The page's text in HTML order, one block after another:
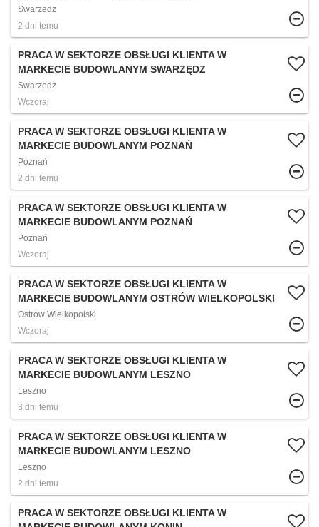
Swarzedz
2 dni temu
PRACA W SEKTORZE OBSŁUGI KLIENTA W
MARKECIE BUDOWLANYM SWARZĘDZ
Swarzedz
Wczoraj
PRACA W SEKTORZE OBSŁUGI KLIENTA W
MARKECIE BUDOWLANYM POZNAŃ
Poznań
2 dni temu
PRACA W SEKTORZE OBSŁUGI KLIENTA W
MARKECIE BUDOWLANYM POZNAŃ
Poznań
Wczoraj
PRACA W SEKTORZE OBSŁUGI KLIENTA W
MARKECIE BUDOWLANYM OSTRÓW WIELKOPOLSKI
Ostrow Wielkopolski
Wczoraj
PRACA W SEKTORZE OBSŁUGI KLIENTA W
MARKECIE BUDOWLANYM LESZNO
Leszno
3 dni temu
PRACA W SEKTORZE OBSŁUGI KLIENTA W
MARKECIE BUDOWLANYM LESZNO
Leszno
2 dni temu
PRACA W SEKTORZE OBSŁUGI KLIENTA W